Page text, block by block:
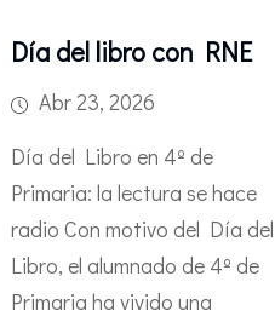
Día del libro con RNE
Abr 23, 2026
Día del Libro en 4º de
Primaria: la lectura se hace
radio Con motivo del Día del
Libro, el alumnado de 4º de
Primaria ha vivido una